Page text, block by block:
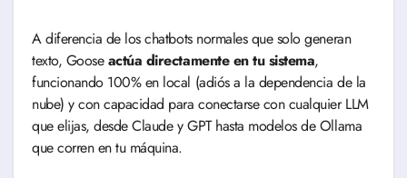
A diferencia de los chatbots normales que solo generan
texto, Gooseactúa directamente en tu sistema,
funcionando 100% en local (adiós a la dependencia de la
nube) y con capacidad para conectarse con cualquier LLM
que elijas, desde Claude y GPT hasta modelos de Ollama
que corren en tu máquina.